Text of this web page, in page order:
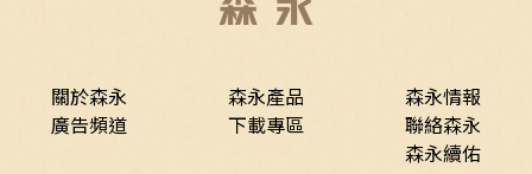
關於森永 森永產品
森永情報
廣告頻道
下載專區
聯絡森永
森永續佑